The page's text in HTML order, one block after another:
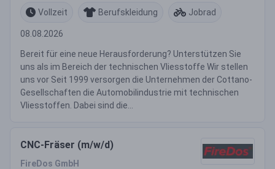
Vollzeit
Berufskleidung Jobrad
08.08.2026
Bereit für eine neue Herausforderung? Unterstützen Sie
uns als im Bereich der technischen Vliesstoffe Wir stellen
uns vor Seit 1999 versorgen die Unternehmen der Cottano-
Gesellschaften die Automobilindustrie mit technischen
Vliesstoffen. Dabei sind die...
CNC-Fräser (m/w/d)
FireDos GmbH